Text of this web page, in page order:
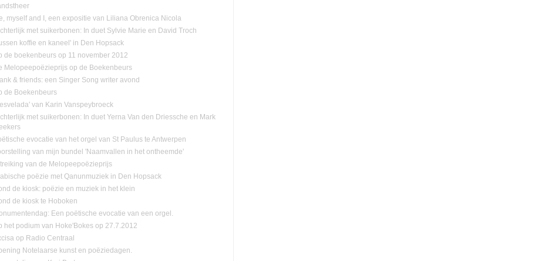
myself and I, een expositie van Liliana Obrenica Nicola
met suikerbonen: In duet Sylvie Marie en David Troch
koffie en kaneel' in Den Hopsack
de boekenbeurs op 11 november 2012
Melopeepoëzieprijs op de Boekenbeurs
& friends: een Singer Song writer avond
de Boekenbeurs
van Karin Vanspeybroeck
met suikerbonen: In duet Yerna Van den Driessche en Mark
evocatie van het orgel van St Paulus te Antwerpen
van mijn bundel 'Naamvallen in het ontheemde'
van de Melopeepoëzieprijs
poëzie met Qanunmuziek in Den Hopsack
de kiosk: poëzie en muziek in het klein
de kiosk te Hoboken
Een poëtische evocatie van een orgel.
het podium van Hoke'Bokes op 27.7.2012
op Radio Centraal
Notelaarse kunst en poëziedagen.